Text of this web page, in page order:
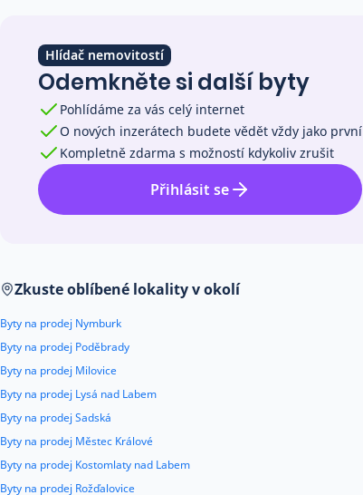
Hlídač nemovitostí
Odemkněte si další byty
Pohlídáme za vás celý internet
O nových inzerátech budete vědět vždy jako první
Kompletně zdarma s možností kdykoliv zrušit
Přihlásit se
Zkuste oblíbené lokality v okolí
Byty na prodej Nymburk
Byty na prodej Poděbrady
Byty na prodej Milovice
Byty na prodej Lysá nad Labem
Byty na prodej Sadská
Byty na prodej Městec Králové
Byty na prodej Kostomlaty nad Labem
Byty na prodej Rožďalovice